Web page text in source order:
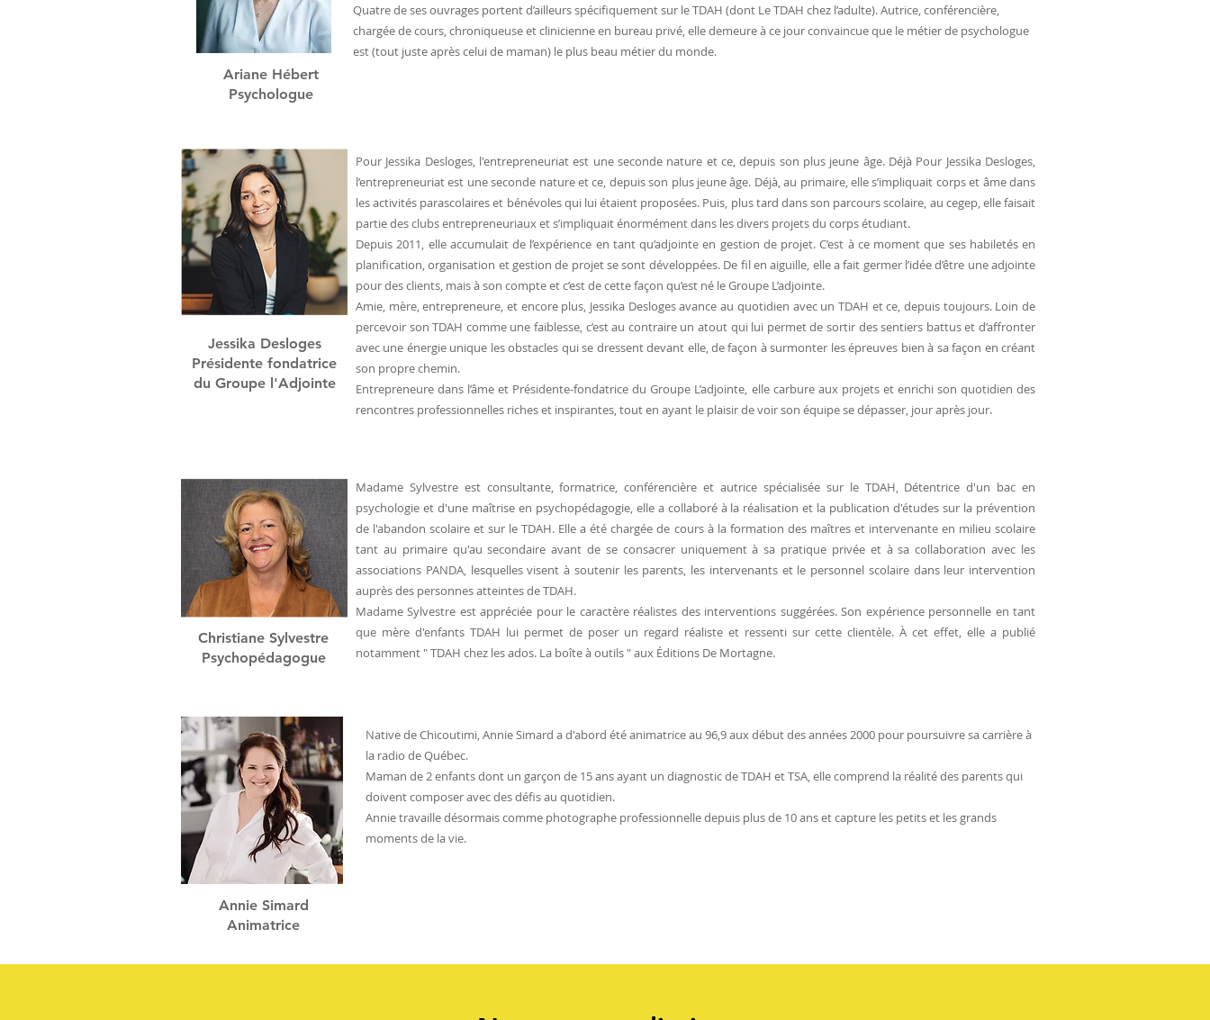
Quatre de ses ouvrages portent d’ailleurs spécifiquement sur le TDAH (dont Le TDAH chez l’adulte). Autrice, conférencière,
chargée de cours, chroniqueuse et clinicienne en bureau privé, elle demeure à ce jour convaincue que le métier de psychologue
est (tout juste après celui de maman) le plus beau métier du monde.
Ariane Hébert
Psychologue
Jessika Desloges
Présidente fondatrice
du Groupe l'Adjointe
Pour Jessika Desloges, l'entrepreneuriat est une seconde nature et ce, depuis son plus jeune âge. Déjà Pour Jessika Desloges,
l’entrepreneuriat est une seconde nature et ce, depuis son plus jeune âge. Déjà, au primaire, elle s’impliquait corps et âme dans
les activités parascolaires et bénévoles qui lui étaient proposées. Puis, plus tard dans son parcours scolaire, au cegep, elle faisait
partie des clubs entrepreneuriaux et s’impliquait énormément dans les divers projets du corps étudiant.
Depuis 2011, elle accumulait de l’expérience en tant qu’adjointe en gestion de projet. C’est à ce moment que ses habiletés en
planification, organisation et gestion de projet se sont développées. De fil en aiguille, elle a fait germer l’idée d’être une adjointe
pour des clients, mais à son compte et c’est de cette façon qu’est né le Groupe L’adjointe.
Amie, mère, entrepreneure, et encore plus, Jessika Desloges avance au quotidien avec un TDAH et ce, depuis toujours. Loin de
percevoir son TDAH comme une faiblesse, c’est au contraire un atout qui lui permet de sortir des sentiers battus et d’affronter
avec une énergie unique les obstacles qui se dressent devant elle, de façon à surmonter les épreuves bien à sa façon en créant
son propre chemin.
Entrepreneure dans l’âme et Présidente-fondatrice du Groupe L’adjointe, elle carbure aux projets et enrichi son quotidien des
rencontres professionnelles riches et inspirantes, tout en ayant le plaisir de voir son équipe se dépasser, jour après jour.
Christiane Sylvestre
Psychopédagogue
Madame Sylvestre est consultante, formatrice, conférencière et autrice spécialisée sur le TDAH, Détentrice d'un bac en
psychologie et d'une maîtrise en psychopédagogie, elle a collaboré à la réalisation et la publication d'études sur la prévention
de l'abandon scolaire et sur le TDAH. Elle a été chargée de cours à la formation des maîtres et intervenante en milieu scolaire
tant au primaire qu'au secondaire avant de se consacrer uniquement à sa pratique privée et à sa collaboration avec les
associations PANDA, lesquelles visent à soutenir les parents, les intervenants et le personnel scolaire dans leur intervention
auprès des personnes atteintes de TDAH.
Madame Sylvestre est appréciée pour le caractère réalistes des interventions suggérées. Son expérience personnelle en tant
que mère d'enfants TDAH lui permet de poser un regard réaliste et ressenti sur cette clientèle. À cet effet, elle a publié
notamment " TDAH chez les ados. La boîte à outils " aux Éditions De Mortagne.
Native de Chicoutimi, Annie Simard a d'abord été animatrice au 96,9 aux début des années 2000 pour poursuivre sa carrière à
la radio de Québec.
Maman de 2 enfants dont un garçon de 15 ans ayant un diagnostic de TDAH et TSA, elle comprend la réalité des parents qui
doivent composer avec des défis au quotidien.
Annie travaille désormais comme photographe professionnelle depuis plus de 10 ans et capture les petits et les grands
moments de la vie.
Annie Simard
Animatrice